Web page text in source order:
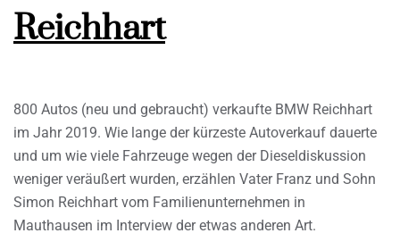
Reichhart
800 Autos (neu und gebraucht) verkaufte BMW Reichhart
im Jahr 2019. Wie lange der kürzeste Autoverkauf dauerte
und um wie viele Fahrzeuge wegen der Dieseldiskussion
weniger veräußert wurden, erzählen Vater Franz und Sohn
Simon Reichhart vom Familienunternehmen in
Mauthausen im Interview der etwas anderen Art.